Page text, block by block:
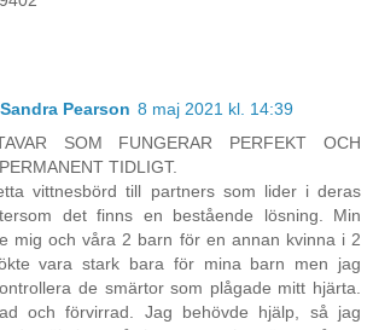
Pearson 8 maj 2021 kl. 14:39
SOM FUNGERAR PERFEKT OCH
TIDLIGT.
vittnesbörd till partners som lider i deras
det finns en bestående lösning. Min
mig och våra 2 barn för en annan kvinna i 2
vara stark bara för mina barn men jag
de smärtor som plågade mitt hjärta.
och förvirrad. Jag behövde hjälp, så jag